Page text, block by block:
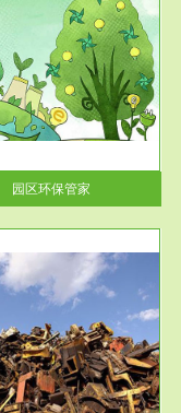
园区环保管家